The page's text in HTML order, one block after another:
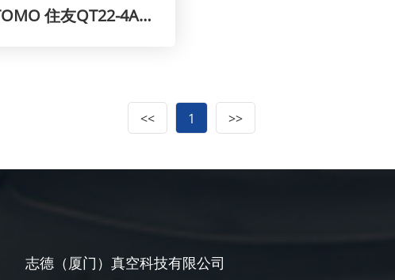
SUMITOMO 住友QT22-4A油泵
<< 1 >>
志德（厦门）真空科技有限公司